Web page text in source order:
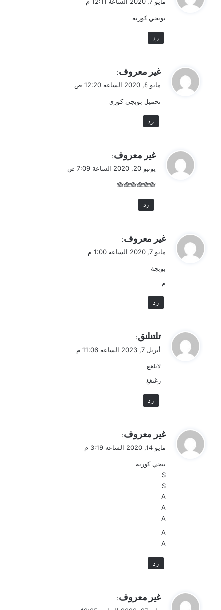
ل
بوبجي كوريه
رد
ي
ل
غير معروف:
مايو 8, 2020 الساعة 12:20 ص
تحميل بوبجي كوري
رد
ي
ل
غير معروف:
يونيو 20, 2020 الساعة 7:09 ص
🙈🙈🙈🙈🙈🙈
رد
ي
ل
غير معروف:
مايو 7, 2020 الساعة 1:00 م
بوبجة
م
رد
ي
ق
ل
تلتنلنق:
أبريل 7, 2023 الساعة 11:06 م
لاتلغع
زغتغغ
رد
ي
ل
غير معروف:
مايو 14, 2020 الساعة 3:19 م
ببجي كوريه
S
S
A
A
A
A
A
رد
ي
غير معروف: